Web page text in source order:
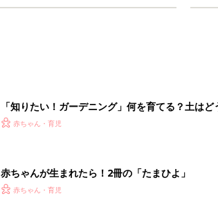
「知りたい！ガーデニング」何を育てる？土はど
赤ちゃん・育児
赤ちゃんが生まれたら！2冊の「たまひよ」
赤ちゃん・育児